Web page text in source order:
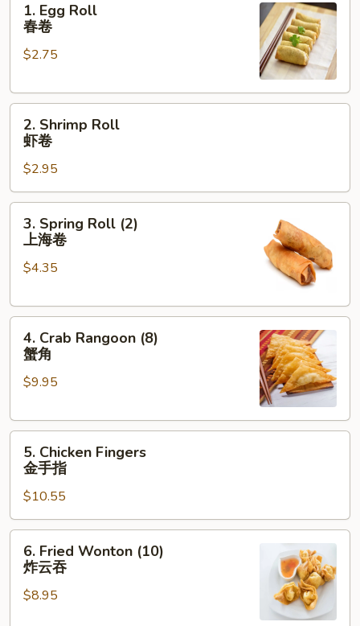
Egg
Roll
1. Egg Roll
春卷
$2.75
Shrimp
Roll
卷
2. Shrimp Roll
虾卷
$2.95
Spring
Roll
(2)
海
3. Spring Roll (2)
上海卷
$4.35
Crab
Rangoon
(8)
角
4. Crab Rangoon (8)
蟹角
$9.95
Chicken
Fingers
手
指
5. Chicken Fingers
金手指
$10.55
Fried
Wonton
(10)
6. Fried Wonton (10)
炸云吞
$8.95